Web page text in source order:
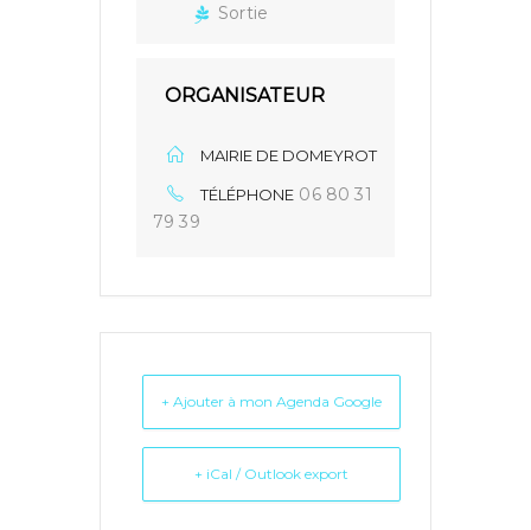
Sortie
ORGANISATEUR
MAIRIE DE DOMEYROT
TÉLÉPHONE 06 80 31
79 39
+ Ajouter à mon Agenda Google
+ iCal / Outlook export